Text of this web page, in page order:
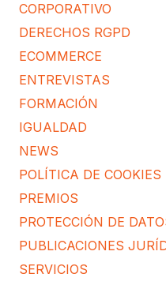
CORPORATIVO
DERECHOS RGPD
ECOMMERCE
ENTREVISTAS
FORMACIÓN
IGUALDAD
NEWS
POLÍTICA DE COOKIES
PREMIOS
PROTECCIÓN DE
PUBLICACIONES
SERVICIOS